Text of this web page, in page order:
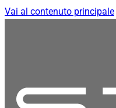
Vai al contenuto principale